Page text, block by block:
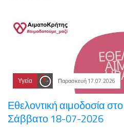
Υγεία Παρασκευή 17.07.2026
Εθελοντική αιμοδοσία
Σάββατο 18-07-2026